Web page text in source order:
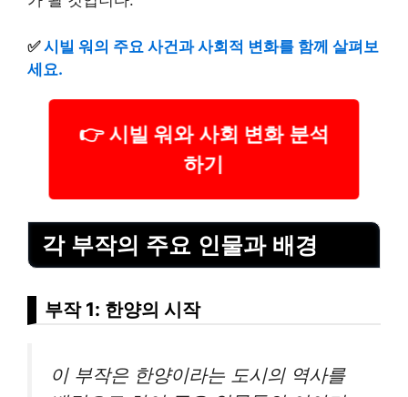
✅시빌 워의 주요 사건과 사회적 변화를 함께 살펴보
세요.
👉 시빌 워와 사회 변화 분석
하기
각 부작의 주요 인물과 배경
부작 1: 한양의 시작
이 부작은 한양이라는 도시의 역사를